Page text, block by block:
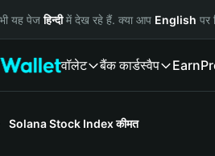
यह पेजहिन्दीमें देख रहे हैं. क्या आप English पर
वॉलेट बैंक कार्डस्वैप Earn
Solana Stock Indexकीमत